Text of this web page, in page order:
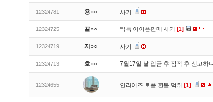
12324781 용○○ 사기
12324725 끝○○ 틱톡 아이폰판매 사기 [1]
12324719 지○○ 사기
12324713 호○○ 7월17일 날 입금 후 잠적 후 신고하니
12324655 인라이즈 토플 환불 먹튀 [1]